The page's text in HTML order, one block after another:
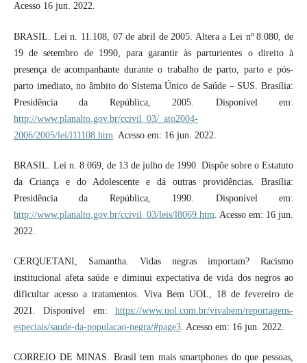
Acesso 16 jun. 2022.
BRASIL. Lei n. 11.108, 07 de abril de 2005. Altera a Lei nº 8.080, de
19 de setembro de 1990, para garantir às parturientes o direito à
presença de acompanhante durante o trabalho de parto, parto e pós-
parto imediato, no âmbito do Sistema Único de Saúde – SUS. Brasília:
Presidência da República, 2005. Disponível em:
http://www.planalto.gov.br/ccivil_03/_ato2004-
2006/2005/lei/l11108.htm . Acesso em: 16 jun. 2022.
BRASIL. Lei n. 8.069, de 13 de julho de 1990. Dispõe sobre o Estatuto
da Criança e do Adolescente e dá outras providências. Brasília:
Presidência da República, 1990. Disponível em:
http://www.planalto.gov.br/ccivil_03/leis/l8069.htm . Acesso em: 16 jun.
2022.
CERQUETANI, Samantha. Vidas negras importam? Racismo
institucional afeta saúde e diminui expectativa de vida dos negros ao
dificultar acesso a tratamentos. Viva Bem UOL, 18 de fevereiro de
2021. Disponível em:https://www.uol.com.br/vivabem/reportagens-
especiais/saude-da-populacao-negra/#page3. Acesso em: 16 jun. 2022.
CORREIO DE MINAS. Brasil tem mais smartphones do que pessoas,